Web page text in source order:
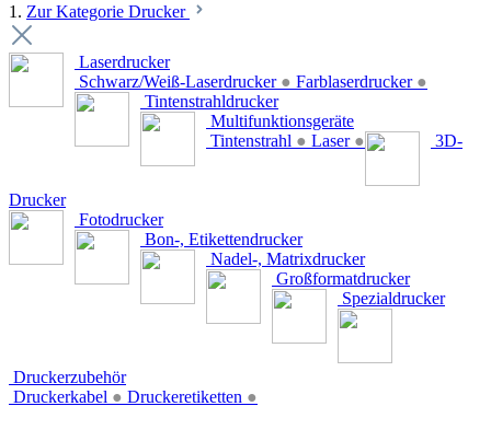
1. Zur Kategorie Drucker
Laserdrucker
Schwarz/Weiß-Laserdrucker ● Farblaserdrucker ●
Tintenstrahldrucker
Multifunktionsgeräte
Tintenstrahl ● Laser ● 3D-
Drucker
Fotodrucker
Bon-, Etikettendrucker
Nadel-, Matrixdrucker
Großformatdrucker
Spezialdrucker
Druckerzubehör
Druckerkabel ● Druckeretiketten ●